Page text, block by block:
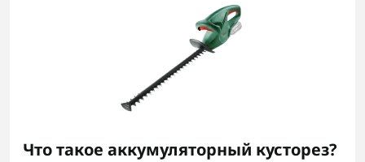
Что такое аккумуляторный кусторез?